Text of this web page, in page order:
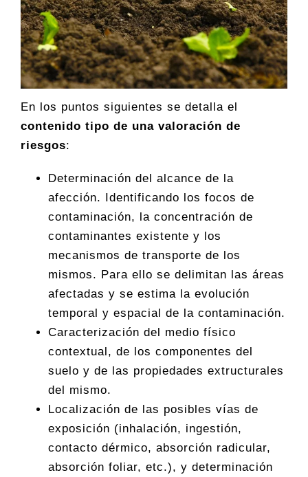
En los puntos siguientes se detalla el
contenido tipo de una valoración de
riesgos:
Determinación del alcance de la
afección. Identificando los focos de
contaminación, la concentración de
contaminantes existente y los
mecanismos de transporte de los
mismos. Para ello se delimitan las áreas
afectadas y se estima la evolución
temporal y espacial de la contaminación.
Caracterización del medio físico
contextual, de los componentes del
suelo y de las propiedades extructurales
del mismo.
Localización de las posibles vías de
exposición (inhalación, ingestión,
contacto dérmico, absorción radicular,
absorción foliar, etc.), y determinación